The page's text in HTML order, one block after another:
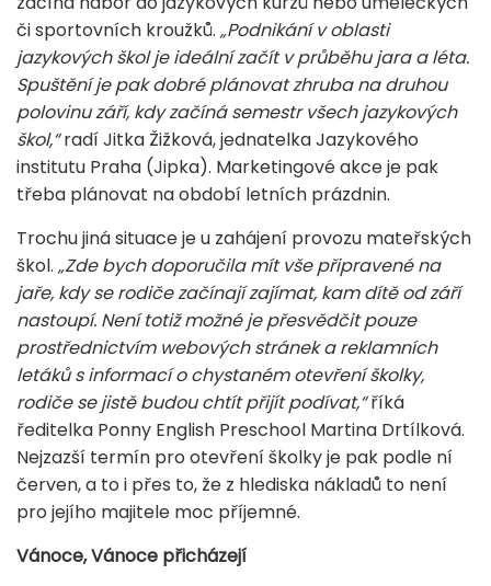
či sportovních kroužků. „Podnikání v oblasti
jazykových škol je ideální začít v průběhu jara a léta.
Spuštění je pak dobré plánovat zhruba na druhou
polovinu září, kdy začíná semestr všech jazykových
škol,“radí Jitka Žižková, jednatelka Jazykového
institutu Praha (Jipka). Marketingové akce je pak
třeba plánovat na období letních prázdnin.
Trochu jiná situace je u zahájení provozu mateřských
škol. „Zde bych doporučila mít vše připravené na
jaře, kdy se rodiče začínají zajímat, kam dítě od září
nastoupí. Není totiž možné je přesvědčit pouze
prostřednictvím webových stránek a reklamních
letáků s informací o chystaném otevření školky,
rodiče se jistě budou chtít přijít podívat,“říká
ředitelka Ponny English Preschool Martina Drtílková.
Nejzazší termín pro otevření školky je pak podle ní
červen, a to i přes to, že z hlediska nákladů to není
pro jejího majitele moc příjemné.
Vánoce, Vánoce přicházejí